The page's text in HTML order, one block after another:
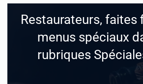
Restaurateurs, faites
menus spéciaux
rubriques